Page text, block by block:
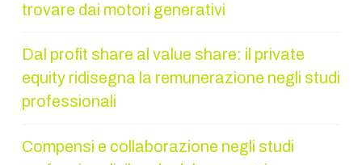
trovare dai motori generativi
Dal profit share al value share: il private
equity ridisegna la remunerazione negli studi
professionali
Compensi e collaborazione negli studi